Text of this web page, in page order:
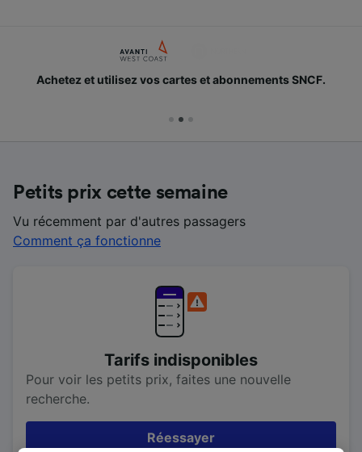
Achetez et utilisez vos cartes et abonnements SNCF.
Petits prix cette semaine
Vu récemment par d'autres passagers
Comment ça fonctionne
Tarifs indisponibles
Pour voir les petits prix, faites une nouvelle
recherche.
Réessayer